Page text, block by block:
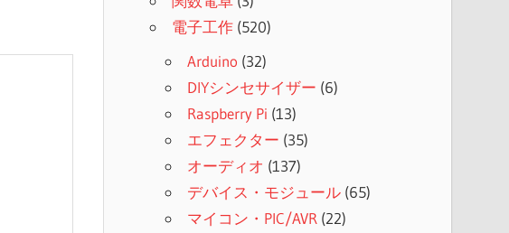
電子工作 (520)
Arduino (32)
DIYシンセサイザー (6)
Raspberry Pi (13)
エフェクター (35)
オーディオ (137)
デバイス・モジュール (65)
マイコン・PIC/AVR (22)